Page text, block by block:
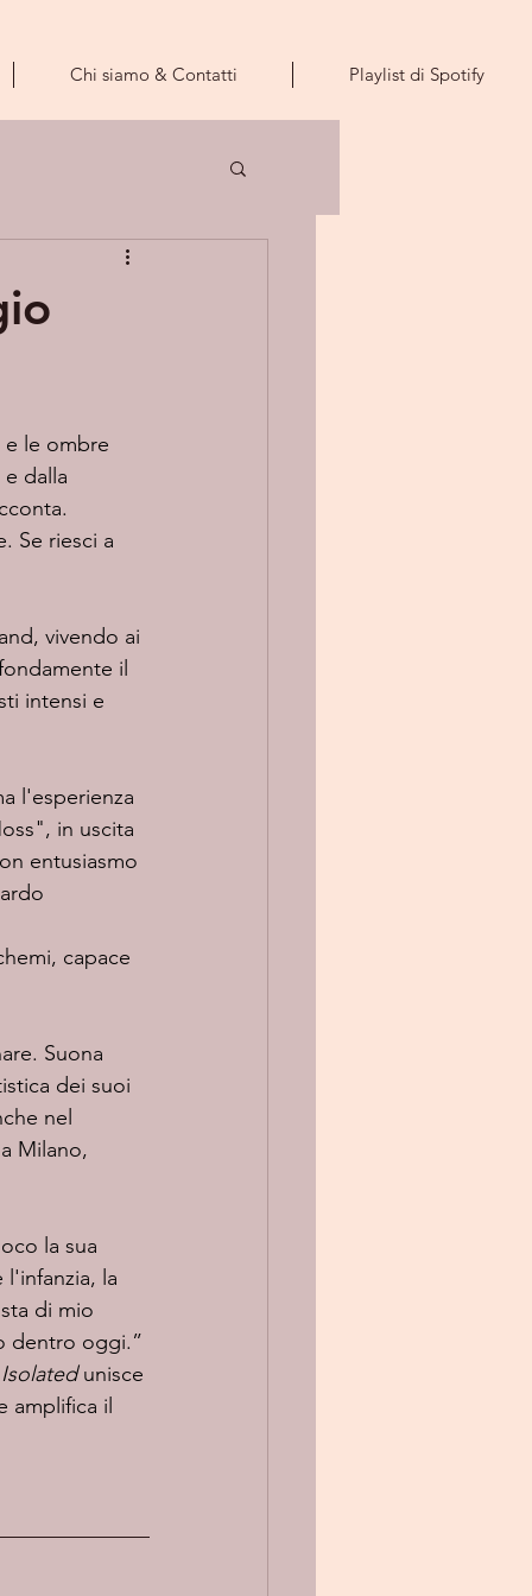
Chi siamo & Contatti Playlist di Spotify
le ombre
dalla
Se riesci a
il
intensi e
in uscita
entusiasmo
capace
Suona
dei suoi
nel
Milano,
la sua
la
di mio
dentro oggi.”
Isolated unisce
amplifica il